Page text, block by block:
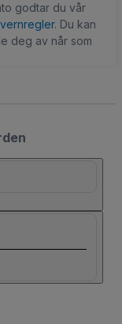
godtar du vår
. Du kan
deg av når som